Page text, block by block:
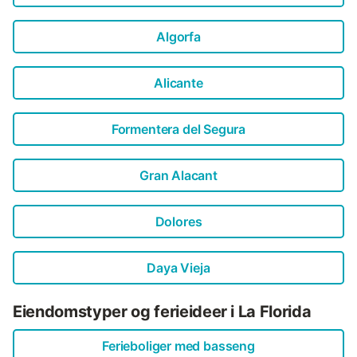
Algorfa
Alicante
Formentera del Segura
Gran Alacant
Dolores
Daya Vieja
Eiendomstyper og ferieideer i La Florida
Ferieboliger med basseng